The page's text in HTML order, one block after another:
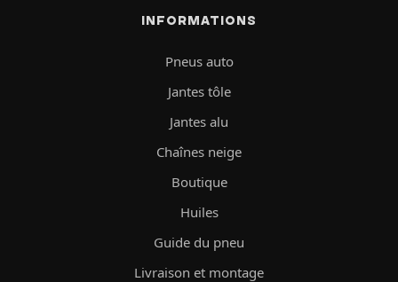
INFORMATIONS
Pneus auto
Jantes tôle
Jantes alu
Chaînes neige
Boutique
Huiles
Guide du pneu
Livraison et montage